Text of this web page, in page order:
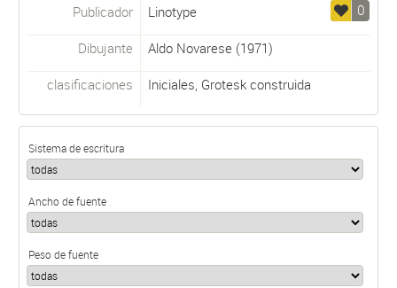
0
Publicador Linotype
Dibujante Aldo Novarese(1971)
clasificaciones Iniciales, Grotesk construida
Sistema de escritura
Ancho de fuente
Peso de fuente